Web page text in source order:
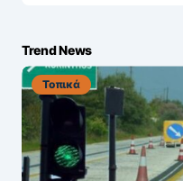
Trend News
Τοπικά